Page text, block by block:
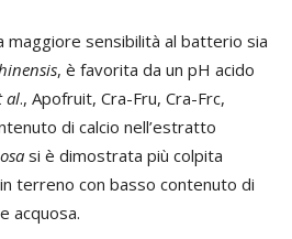
maggiore sensibilità al batterio sia
, è favorita da un pH acido
al., Apofruit, Cra-Fru, Cra-Frc,
di calcio nell’estratto
si è dimostrata più colpita
in terreno con basso contenuto di
acquosa.